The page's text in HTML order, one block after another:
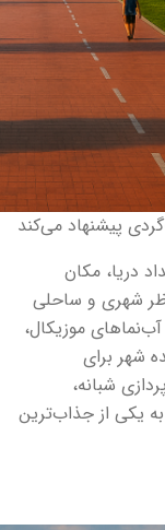
پیشنهاد می‌کند
دریا، مکان
شهری و ساحلی
موزیکال،
شهر برای
شبانه،
یکی از جذاب‌ترین